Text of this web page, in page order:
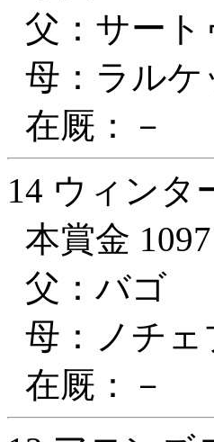
父：サー
母：ラルケ
在厩：－
14 ウィンタ
本賞金 1097
父：バゴ
母：ノチェ
在厩：－